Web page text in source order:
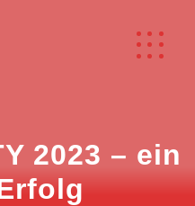
2023 – ein